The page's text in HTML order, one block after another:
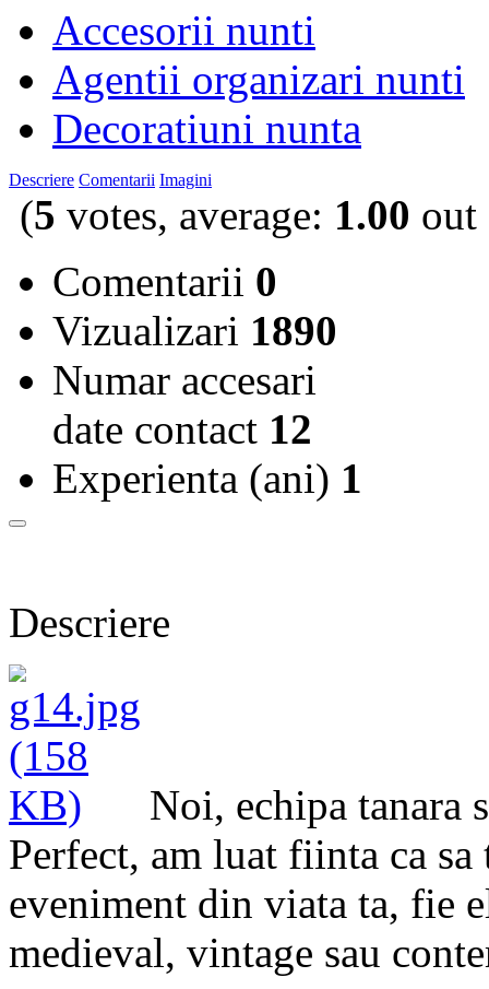
Accesorii nunti
Agentii organizari nunti
Decoratiuni nunta
Descriere Comentarii Imagini
(5 votes, average: 1.00 out
Comentarii 0
Vizualizari 1890
Numar accesari
date contact 12
Experienta (ani) 1
Descriere
Noi, echipa tanara
Perfect, am luat fiinta ca
eveniment din viata ta, fie
medieval, vintage sau